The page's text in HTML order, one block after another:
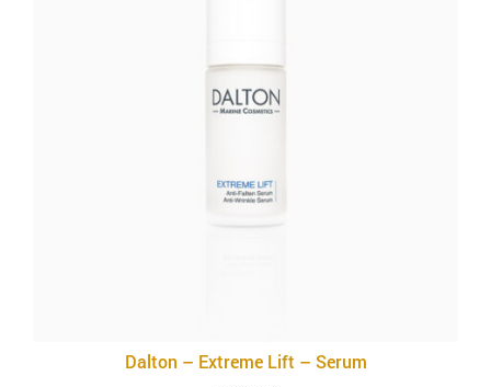
Dalton – Extreme Lift – Serum